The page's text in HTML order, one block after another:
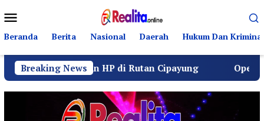
ke
kontenMobile
Beranda Berita Nasional Daerah Hukum Dan Kriminal
Breaking News
HP di Rutan Cipayung Operasi Senyap